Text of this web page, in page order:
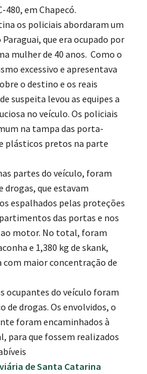
480, em Chapecó.
os policiais abordaram um
que era ocupado por
mulher de 40 anos. Como o
excessivo e apresentava
o destino e os reais
suspeita levou as equipes a
no veículo. Os policiais
na tampa das porta-
plásticos pretos na parte
partes do veículo, foram
que estavam
espalhados pelas proteções
das portas e nos
motor. No total, foram
e 1,380 kg de skank,
com maior concentração de
ocupantes do veículo foram
de drogas. Os envolvidos, o
foram encaminhados à
para que fossem realizados
de Santa Catarina